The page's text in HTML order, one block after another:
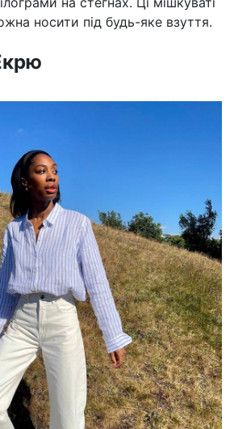
носити під будь-яке взуття.